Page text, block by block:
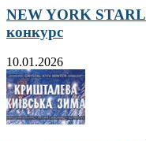
NEW YORK
конкурс
10.01.2026